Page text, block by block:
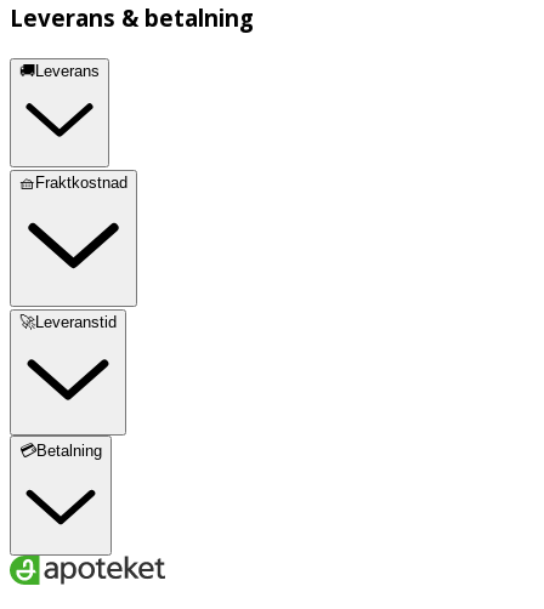
Leverans & betalning
🚚Leverans
🧺Fraktkostnad
🚀Leveranstid
💳Betalning